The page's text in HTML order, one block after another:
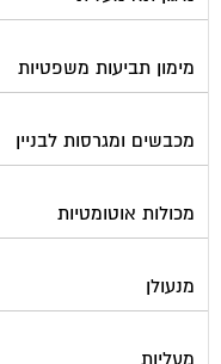
מערכות סולאריות
משאבות מים
נוזל הסקה
סימוני חניות
עורכי דין / נוטוריונים